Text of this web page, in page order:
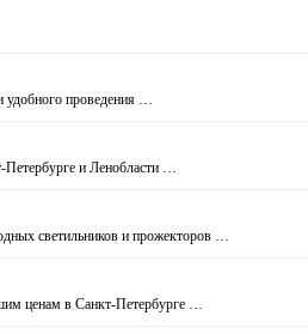
удобного проведения …
и Ленобласти …
светильников и прожекторов …
ценам в Санкт-Петербурге …